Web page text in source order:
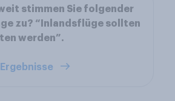
stimmen Sie folgender
zu? “Inlandsflüge sollten
werden”.